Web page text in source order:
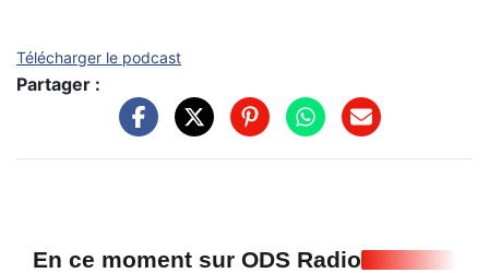
Télécharger le podcast
Partager :
En ce moment sur ODS Radio